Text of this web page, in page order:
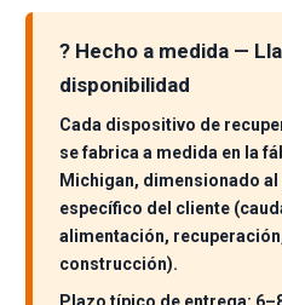
? Hecho a medida —
disponibilidad
Cada dispositivo de
se fabrica a medida en la
Michigan, dimensionado
específico del cliente
alimentación,
construcción).